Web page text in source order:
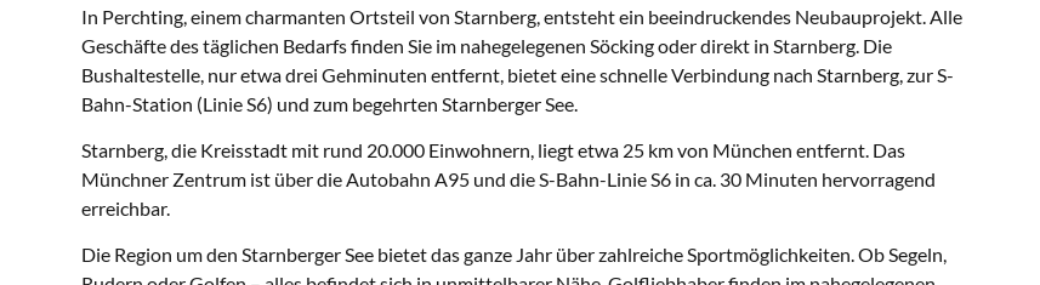
In Perchting, einem charmanten Ortsteil von Starnberg, entsteht ein beeindruckendes Neubauprojekt. Alle
Geschäfte des täglichen Bedarfs finden Sie im nahegelegenen Söcking oder direkt in Starnberg. Die
Bushaltestelle, nur etwa drei Gehminuten entfernt, bietet eine schnelle Verbindung nach Starnberg, zur S-
Bahn-Station (Linie S6) und zum begehrten Starnberger See.
Starnberg, die Kreisstadt mit rund 20.000 Einwohnern, liegt etwa 25 km von München entfernt. Das
Münchner Zentrum ist über die Autobahn A95 und die S-Bahn-Linie S6 in ca. 30 Minuten hervorragend
erreichbar.
Die Region um den Starnberger See bietet das ganze Jahr über zahlreiche Sportmöglichkeiten. Ob Segeln,